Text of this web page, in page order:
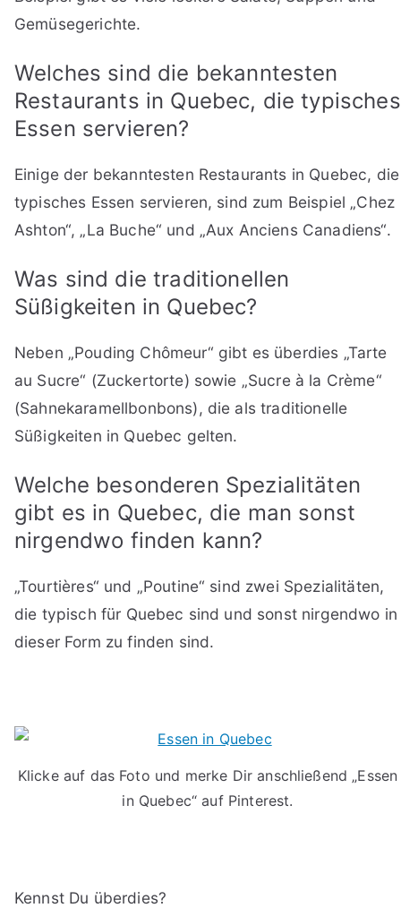
Gemüsegerichte.
Welches sind die bekanntesten
Restaurants in Quebec, die typisches
Essen servieren?
Einige der bekanntesten Restaurants in Quebec, die
typisches Essen servieren, sind zum Beispiel „Chez
Ashton“, „La Buche“ und „Aux Anciens Canadiens“.
Was sind die traditionellen
Süßigkeiten in Quebec?
Neben „Pouding Chômeur“ gibt es überdies „Tarte
au Sucre“ (Zuckertorte) sowie „Sucre à la Crème“
(Sahnekaramellbonbons), die als traditionelle
Süßigkeiten in Quebec gelten.
Welche besonderen Spezialitäten
gibt es in Quebec, die man sonst
nirgendwo finden kann?
„Tourtières“ und „Poutine“ sind zwei Spezialitäten,
die typisch für Quebec sind und sonst nirgendwo in
dieser Form zu finden sind.
Klicke auf das Foto und merke Dir anschließend „Essen
in Quebec“ auf Pinterest.
Kennst Du überdies?